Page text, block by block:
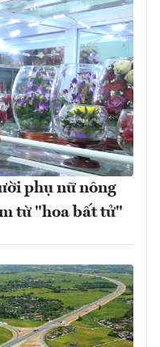
phụ nữ nông
từ "hoa bất tử"